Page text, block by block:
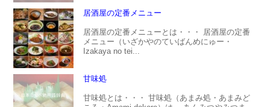
居酒屋の定番メニュー
居酒屋の定番メニューとは・・・ 居酒屋の定番
メニュー（いざかやのていばんめにゅー・
Izakaya no tei...
甘味処
甘味処とは・・・ 甘味処（あまみ処・あまみど